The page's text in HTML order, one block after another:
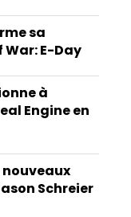
sa
War: E-Day
à
Engine en
nouveaux
Schreier